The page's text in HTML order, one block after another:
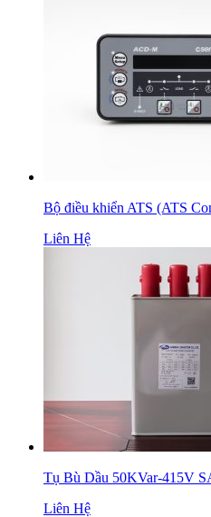
Bộ điều khiển ATS (ATS
Liên Hệ
Tụ Bù Dầu 50KVar-415V
Liên Hệ